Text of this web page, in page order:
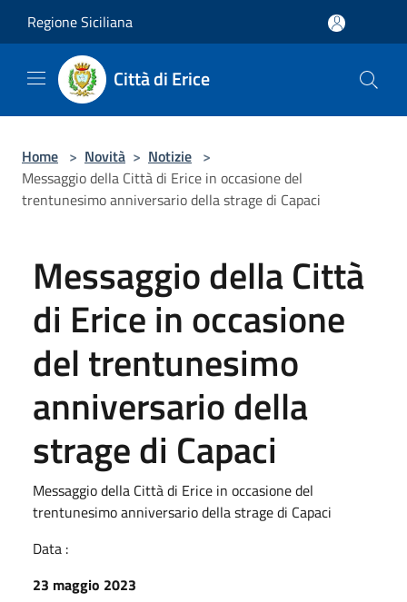
Regione Siciliana
Città di Erice
Home > Novità > Notizie >
Messaggio della Città di Erice in occasione del
trentunesimo anniversario della strage di Capaci
Messaggio della Città
di Erice in occasione
del trentunesimo
anniversario della
strage di Capaci
Messaggio della Città di Erice in occasione del
trentunesimo anniversario della strage di Capaci
Data :
23 maggio 2023